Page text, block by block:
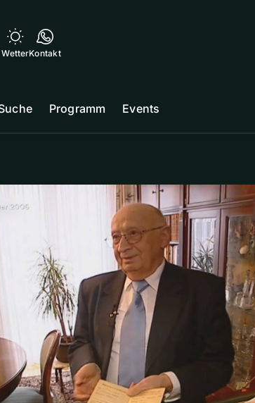
WetterKontakt
Programm Events